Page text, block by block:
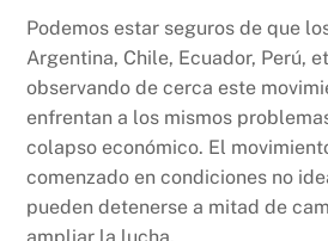
Podemos estar seguros de que
Argentina, Chile, Ecuador, Perú,
observando de cerca este
enfrentan a los mismos
colapso económico. El
comenzado en condiciones no
pueden detenerse a mitad de
ampliar la lucha.